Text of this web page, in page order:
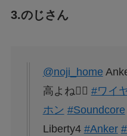
3.のじさん
@noji_home
高よね😮‍💨 #ワイ
ホン #Soundcore
Liberty4 #Anker